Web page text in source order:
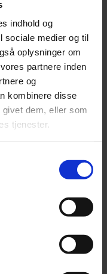
indhold og
sociale medier og til
oplysninger om
partnere inden
og
kombinere disse
dem, eller som
tjenester.